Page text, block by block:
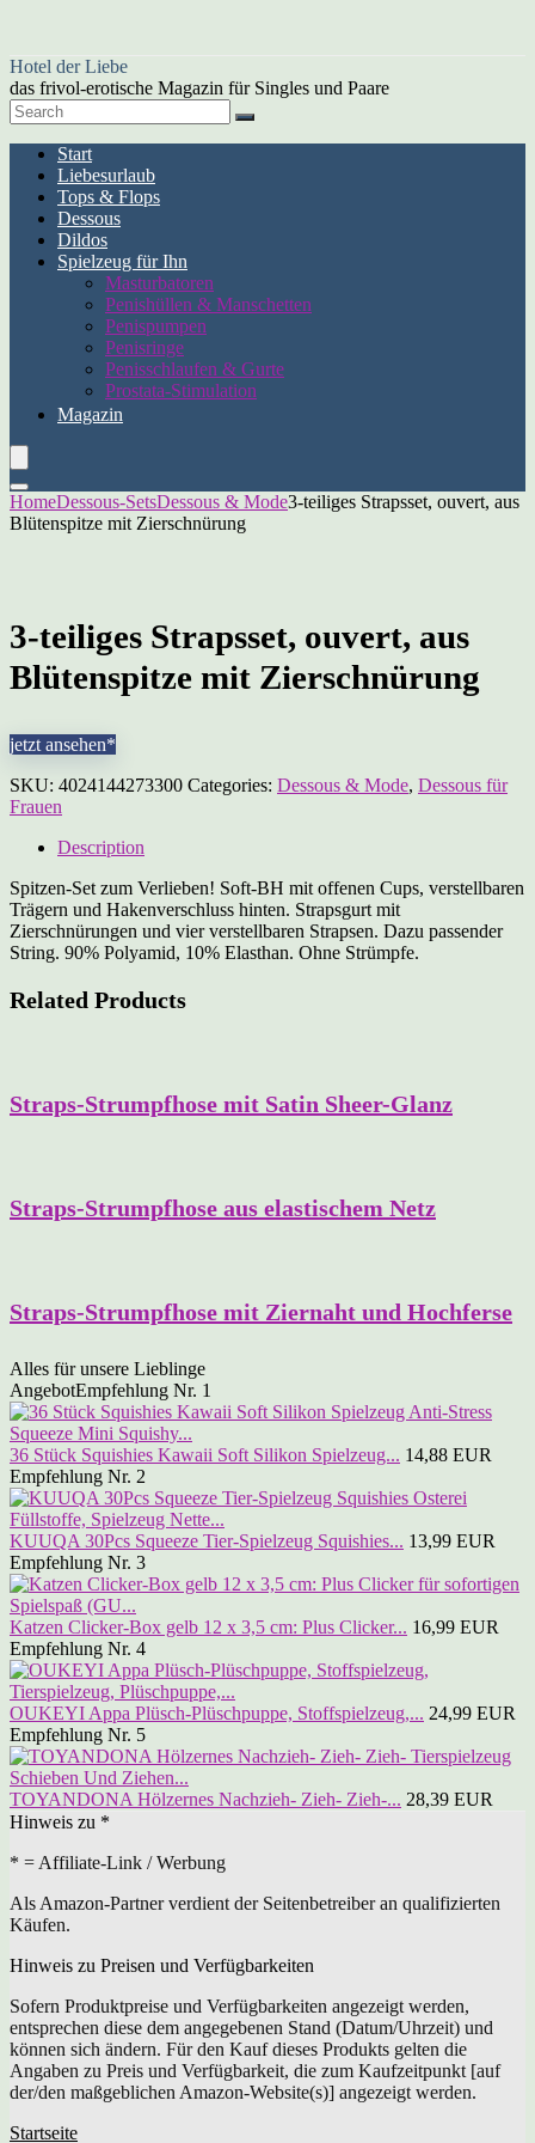
Hotel der Liebe
das frivol-erotische Magazin für Singles und Paare
Start
Liebesurlaub
Tops & Flops
Dessous
Dildos
Spielzeug für Ihn
Masturbatoren
Penishüllen & Manschetten
Penispumpen
Penisringe
Penisschlaufen & Gurte
Prostata-Stimulation
Magazin
HomeDessous-SetsDessous & Mode3-teiliges Strapsset, ouvert, aus
Blütenspitze mit Zierschnürung
3-teiliges Strapsset, ouvert, aus
Blütenspitze mit Zierschnürung
jetzt ansehen*
SKU: 4024144273300 Categories: Dessous & Mode, Dessous für
Frauen
Description
Spitzen-Set zum Verlieben! Soft-BH mit offenen Cups, verstellbaren
Trägern und Hakenverschluss hinten. Strapsgurt mit
Zierschnürungen und vier verstellbaren Strapsen. Dazu passender
String. 90% Polyamid, 10% Elasthan. Ohne Strümpfe.
Related Products
Straps-Strumpfhose mit Satin Sheer-Glanz
Straps-Strumpfhose aus elastischem Netz
Straps-Strumpfhose mit Ziernaht und Hochferse
Alles für unsere Lieblinge
AngebotEmpfehlung Nr. 1
36 Stück Squishies Kawaii Soft Silikon Spielzeug... 14,88 EUR
Empfehlung Nr. 2
KUUQA 30Pcs Squeeze Tier-Spielzeug Squishies... 13,99 EUR
Empfehlung Nr. 3
Katzen Clicker-Box gelb 12 x 3,5 cm: Plus Clicker... 16,99 EUR
Empfehlung Nr. 4
OUKEYI Appa Plüsch-Plüschpuppe, Stoffspielzeug,... 24,99 EUR
Empfehlung Nr. 5
TOYANDONA Hölzernes Nachzieh- Zieh- Zieh-... 28,39 EUR
Hinweis zu *
* = Affiliate-Link / Werbung
Als Amazon-Partner verdient der Seitenbetreiber an qualifizierten
Käufen.
Hinweis zu Preisen und Verfügbarkeiten
Sofern Produktpreise und Verfügbarkeiten angezeigt werden,
entsprechen diese dem angegebenen Stand (Datum/Uhrzeit) und
können sich ändern. Für den Kauf dieses Produkts gelten die
Angaben zu Preis und Verfügbarkeit, die zum Kaufzeitpunkt [auf
der/den maßgeblichen Amazon-Website(s)] angezeigt werden.
Startseite